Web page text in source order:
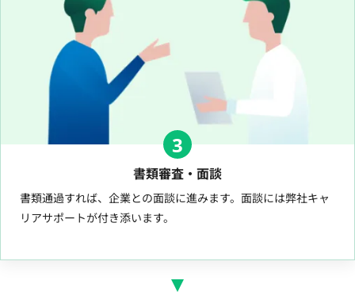
3
書類審査・面談
書類通過すれば、企業との面談に進みます。面談には弊社キャ
リアサポートが付き添います。